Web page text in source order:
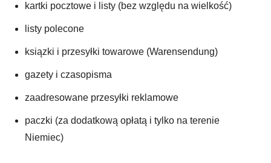
kartki pocztowe i listy (bez względu na wielkość)
listy polecone
ksiązki i przesyłki towarowe (Warensendung)
gazety i czasopisma
zaadresowane przesyłki reklamowe
paczki (za dodatkową opłatą i tylko na terenie
Niemiec)